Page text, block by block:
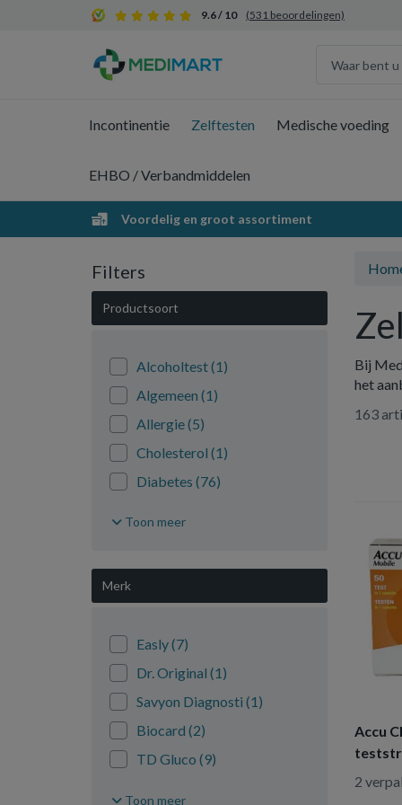
9.6 / 10 (531 beoordelingen)
Incontinentie Zelftesten Medische voeding
EHBO / Verbandmiddelen
Voordelig en groot assortiment
Filters
Productsoort
Alcoholtest(1)
Algemeen (1)
Allergie(5)
Cholesterol (1)
Diabetes (76)
Overige zelftesten(13)
Zwangerschapstest
Toon meer
Merk
Easly(7)
Dr. Original (1)
Savyon Diagnosti (1)
Biocard (2)
TD Gluco (9)
Toon meer
Bij
het
163
Accu
2